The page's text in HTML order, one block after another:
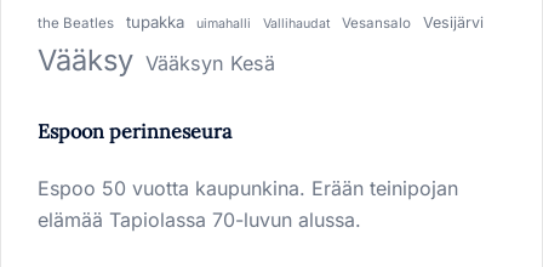
the Beatles tupakka uimahalli Vallihaudat Vesansalo Vesijärvi
Vääksy Vääksyn Kesä
Espoon perinneseura
Espoo 50 vuotta kaupunkina. Erään teinipojan
elämää Tapiolassa 70-luvun alussa.